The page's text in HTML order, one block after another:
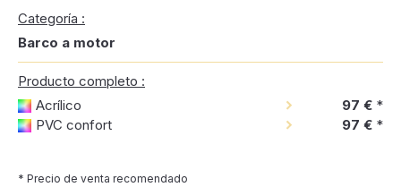
Categoría :
Barco a motor
Producto completo :
Acrílico
97 € *
PVC confort
97 € *
* Precio de venta recomendado